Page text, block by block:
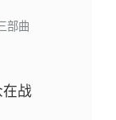
部曲
在战